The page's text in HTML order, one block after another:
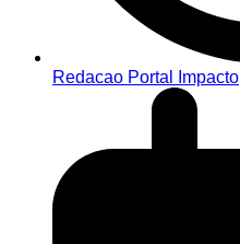
Redacao Portal Impacto